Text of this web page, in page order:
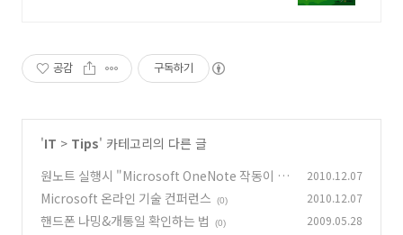
공감 구독하기
'IT > Tips' 카테고리의 다른 글
원노트 실행시 "Microsoft OneNote 작동이 중
지되었습니다" 오류 해결방법
(14)
2010.12.07
Microsoft 온라인 기술 컨퍼런스 (0) 2010.12.07
핸드폰 나밍&개통일 확인하는 법 (0) 2009.05.28